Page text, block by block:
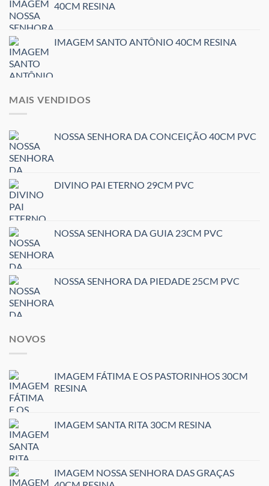
40CM RESINA
IMAGEM SANTO ANTÔNIO 40CM RESINA
MAIS VENDIDOS
NOSSA SENHORA DA CONCEIÇÃO 40CM PVC
DIVINO PAI ETERNO 29CM PVC
NOSSA SENHORA DA GUIA 23CM PVC
NOSSA SENHORA DA PIEDADE 25CM PVC
NOVOS
IMAGEM FÁTIMA E OS PASTORINHOS 30CM
RESINA
IMAGEM SANTA RITA 30CM RESINA
IMAGEM NOSSA SENHORA DAS GRAÇAS